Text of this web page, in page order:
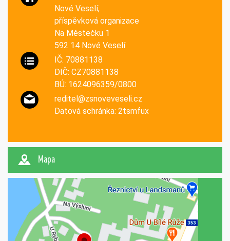
Nové Veselí,
příspěvková organizace
Na Městečku 1
592 14 Nové Veselí
IČ: 70881138
DIČ: CZ70881138
BÚ: 1624096359/0800
reditel@zsnoveveseli.cz
Datová schránka: 2tsmfux
Mapa